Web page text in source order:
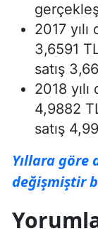
2017
3,6591
satış
2018
4,9882
satış
Yıllara göre
değişmiştir